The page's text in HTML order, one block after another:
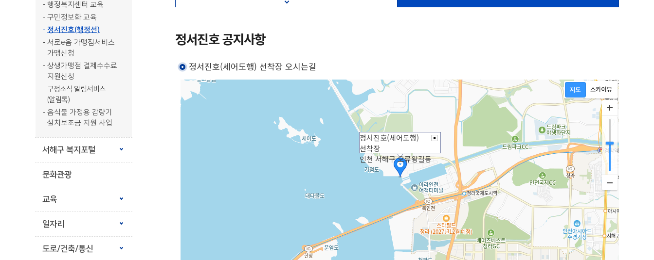
행정복지센터 교육
구민정보화 교육
정서진호(행정선)
서로e음 가맹점서비스
가맹신청
상생가맹점 결제수수료
지원신청
구정소식 알림서비스
(알림톡)
음식물 가정용 감량기
설치보조금 지원 사업
서해구 복지포털
문화관광
교육
일자리
도로/건축/통신
정서진호 공지사항
정서진호(세어도행) 선착장 오시는길
정서진호(세어도행)
선착장
인천 서해구 오류왕길동